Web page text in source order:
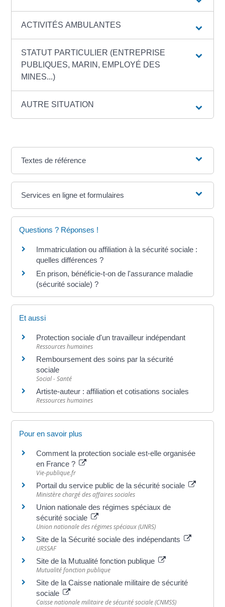
ACTIVITÉS AMBULANTES
STATUT PARTICULIER (ENTREPRISE
PUBLIQUES, MARIN, EMPLOYÉ DES
MINES...)
AUTRE SITUATION
Textes de référence
Services en ligne et formulaires
Questions ? Réponses !
Immatriculation ou affiliation à la sécurité sociale :
quelles différences ?
En prison, bénéficie-t-on de l'assurance maladie
(sécurité sociale) ?
Et aussi
Protection sociale d'un travailleur indépendant
Ressources humaines
Remboursement des soins par la sécurité
sociale
Social - Santé
Artiste-auteur : affiliation et cotisations sociales
Ressources humaines
Pour en savoir plus
Comment la protection sociale est-elle organisée
en France ?
Vie-publique.fr
Portail du service public de la sécurité sociale
Ministère chargé des affaires sociales
Union nationale des régimes spéciaux de
sécurité sociale
Union nationale des régimes spéciaux (UNRS)
Site de la Sécurité sociale des indépendants
URSSAF
Site de la Mutualité fonction publique
Mutualité fonction publique
Site de la Caisse nationale militaire de sécurité
sociale
Caisse nationale militaire de sécurité sociale (CNMSS)